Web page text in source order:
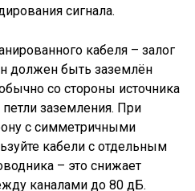
сигнала.
кабеля – залог
должен быть заземлён
со стороны источника
заземления. При
с симметричными
кабели с отдельным
– это снижает
каналами до 80 дБ.